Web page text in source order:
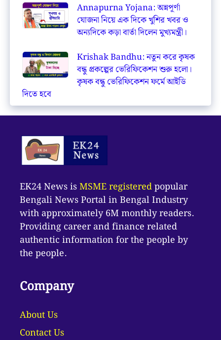
Annapurna Yojana: অন্নপূর্ণা
যোজনা নিয়ে এক দিকে খুশির খবর ও
অন্যদিকে কড়া বার্তা দিলেন মুখ্যমন্ত্রী।
Krishak Bandhu: নতুন করে কৃষক
বন্ধু প্রকল্পের ভেরিফিকেশন শুরু হলো।
কৃষক বন্ধু ভেরিফিকেশন ফর্মে আইডি
দিতে হবে
EK24 News isMSME registeredpopular
Bengali News Portal in Bengal Industry
with approximately 6M monthly readers.
Providing career and finance related
authentic information for the people by
the people.
Company
About Us
Contact Us